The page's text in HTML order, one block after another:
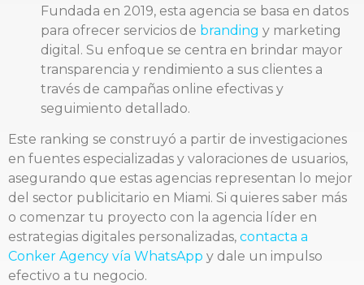
Fundada en 2019, esta agencia se basa en datos
para ofrecer servicios de branding y marketing
digital. Su enfoque se centra en brindar mayor
transparencia y rendimiento a sus clientes a
través de campañas online efectivas y
seguimiento detallado.
Este ranking se construyó a partir de investigaciones
en fuentes especializadas y valoraciones de usuarios,
asegurando que estas agencias representan lo mejor
del sector publicitario en Miami. Si quieres saber más
o comenzar tu proyecto con la agencia líder en
estrategias digitales personalizadas, contacta a
Conker Agency vía WhatsApp y dale un impulso
efectivo a tu negocio.